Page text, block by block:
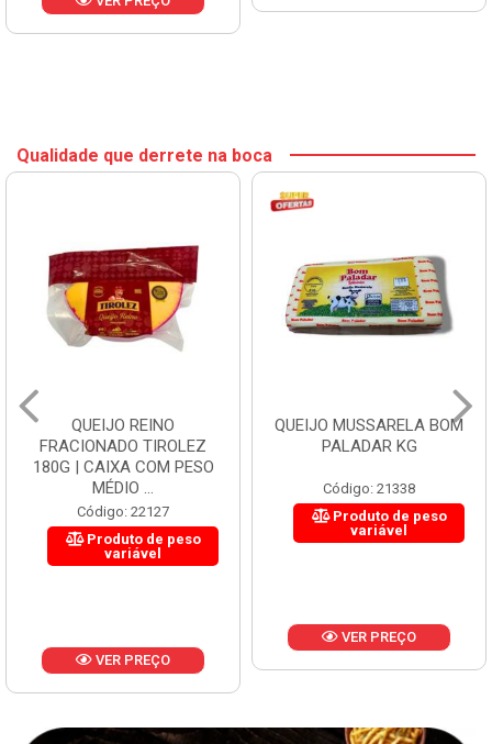
Qualidade que derrete na boca
QUEIJO REINO
FRACIONADO TIROLEZ
180G | CAIXA COM PESO
MÉDIO ...
Código: 22127
Produto de peso
variável
VER PREÇO
QUEIJO MUSSARELA BOM
PALADAR KG
Código: 21338
Produto de peso
variável
VER PREÇO